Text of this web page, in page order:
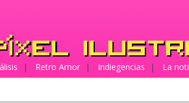
| Retro Amor | Indiegencias | La